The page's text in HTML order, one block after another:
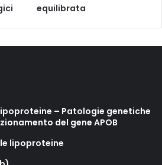
equilibrata
– Patologie genetiche
del gene APOB
lipoproteine